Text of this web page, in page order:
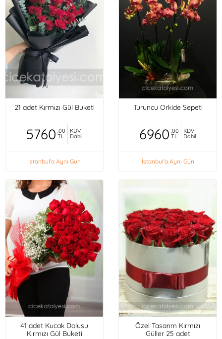
21 adet Kırmızı Gül Buketi
5760 ,00
TL
KDV
Dahil
İstanbul'a Aynı Gün
Turuncu Orkide Sepeti
6960 ,00
TL
KDV
Dahil
İstanbul'a Aynı Gün
41 adet Kucak Dolusu
Kırmızı Gül Buketi
Özel Tasarım Kırmızı
Güller 25 adet